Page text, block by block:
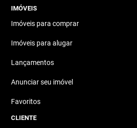
IMÓVEIS
Imóveis para comprar
Imóveis para alugar
Lançamentos
Anunciar seu imóvel
Favoritos
CLIENTE